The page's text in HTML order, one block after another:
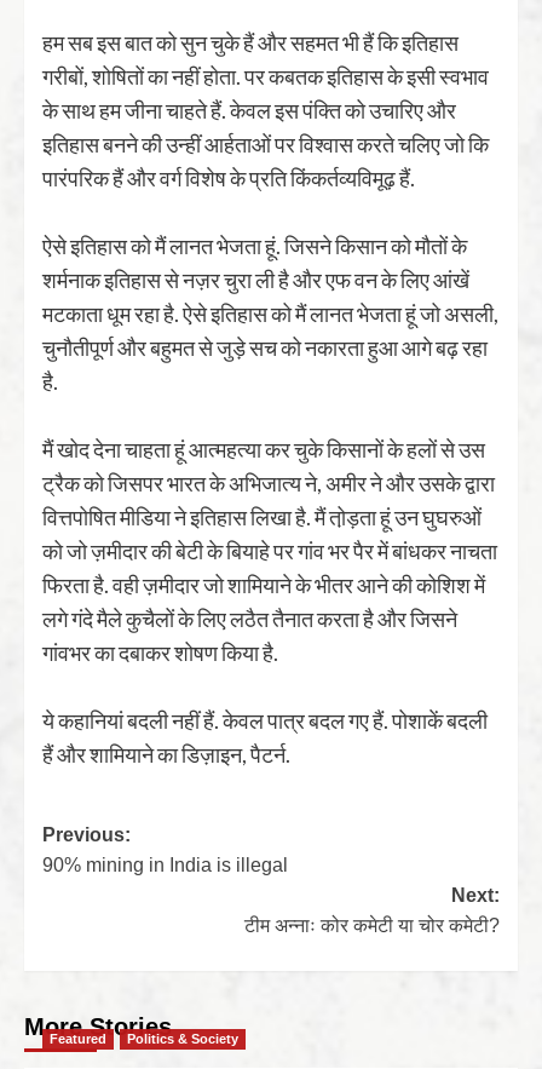
हम सब इस बात को सुन चुके हैं और सहमत भी हैं कि इतिहास
गरीबों, शोषितों का नहीं होता. पर कबतक इतिहास के इसी स्वभाव
के साथ हम जीना चाहते हैं. केवल इस पंक्ति को उचारिए और
इतिहास बनने की उन्हीं आर्हताओं पर विश्वास करते चलिए जो कि
पारंपरिक हैं और वर्ग विशेष के प्रति किंकर्तव्यविमूढ़ हैं.
ऐसे इतिहास को मैं लानत भेजता हूं. जिसने किसान को मौतों के
शर्मनाक इतिहास से नज़र चुरा ली है और एफ वन के लिए आंखें
मटकाता धूम रहा है. ऐसे इतिहास को मैं लानत भेजता हूं जो असली,
चुनौतीपूर्ण और बहुमत से जुड़े सच को नकारता हुआ आगे बढ़ रहा
है.
मैं खोद देना चाहता हूं आत्महत्या कर चुके किसानों के हलों से उस
ट्रैक को जिसपर भारत के अभिजात्य ने, अमीर ने और उसके द्वारा
वित्तपोषित मीडिया ने इतिहास लिखा है. मैं तो़ड़ता हूं उन घुघरुओं
को जो ज़मीदार की बेटी के बियाहे पर गांव भर पैर में बांधकर नाचता
फिरता है. वही ज़मीदार जो शामियाने के भीतर आने की कोशिश में
लगे गंदे मैले कुचैलों के लिए लठैत तैनात करता है और जिसने
गांवभर का दबाकर शोषण किया है.
ये कहानियां बदली नहीं हैं. केवल पात्र बदल गए हैं. पोशाकें बदली
हैं और शामियाने का डिज़ाइन, पैटर्न.
Previous:
90% mining in India is illegal
Next:
टीम अन्नाः कोर कमेटी या चोर कमेटी?
More Stories
Featured Politics & Society